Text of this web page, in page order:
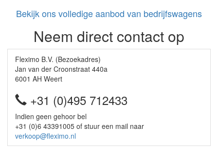
Bekijk ons volledige aanbod van bedrijfswagens
Neem direct contact op
Fleximo B.V. (Bezoekadres)
Jan van der Croonstraat 440a
6001 AH Weert
+31 (0)495 712433
Indien geen gehoor bel
+31 (0)6 43391005 of stuur een mail naar
verkoop@fleximo.nl